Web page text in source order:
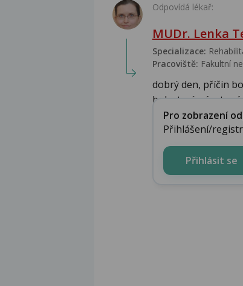
Odpovídá lékař:
MUDr. Lenka
Specializace:
Pracoviště: Fakultní
dobrý den, příčin
bolest mírná a tupá ...
Pro zobrazení
Přihlášení/
Přihlásit se